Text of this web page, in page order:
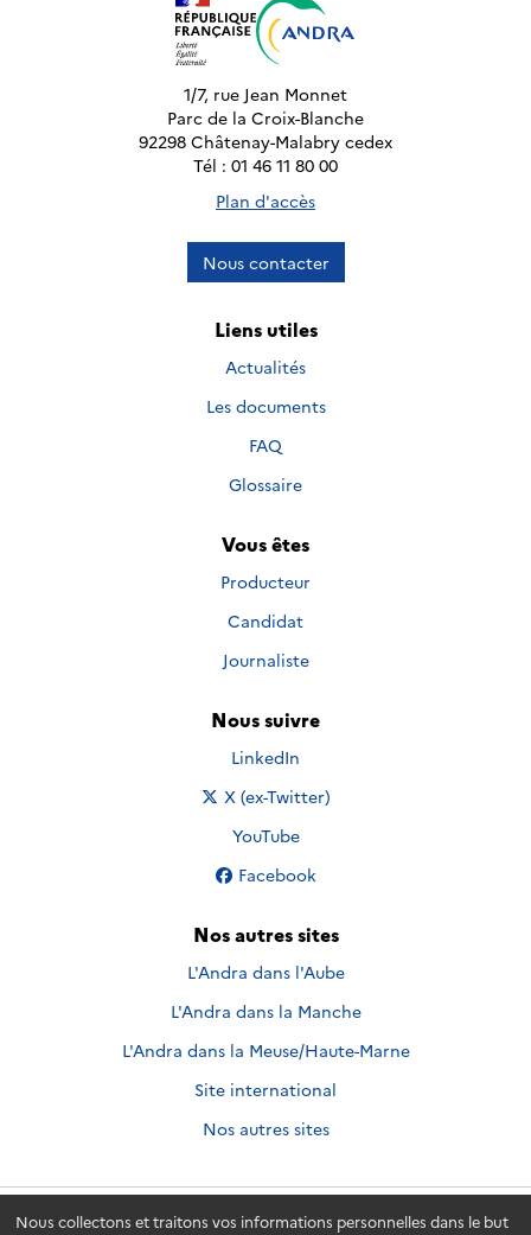
Nous collectons et traitons vos informations personnelles dans le but
1/7, rue Jean Monnet
Parc de la Croix-Blanche
92298 Châtenay-Malabry cedex
Tél : 01 46 11 80 00
Plan d'accès
Nous contacter
Liens utiles
Actualités
Les documents
FAQ
Glossaire
Vous êtes
Producteur
Candidat
Journaliste
Nous suivre
Nous suivre sur
LinkedIn
Nous suivre sur
X (ex-Twitter)
Nous suivre sur
YouTube
Nous suivre sur
Facebook
Nos autres sites
L'Andra dans l'Aube
L'Andra dans la Manche
L'Andra dans la Meuse/Haute-Marne
Site international
Nos autres sites
Andra.fr © 2026 - Andra. Tous droits réservés.